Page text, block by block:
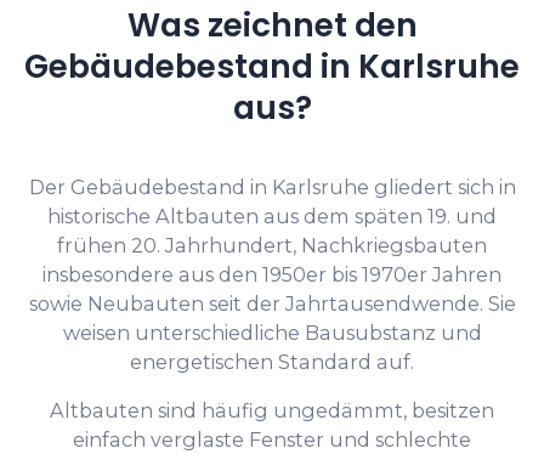
Was zeichnet den
Gebäudebestand in Karlsruhe
aus?
Der Gebäudebestand in Karlsruhe gliedert sich in
historische Altbauten aus dem späten 19. und
frühen 20. Jahrhundert, Nachkriegsbauten
insbesondere aus den 1950er bis 1970er Jahren
sowie Neubauten seit der Jahrtausendwende. Sie
weisen unterschiedliche Bausubstanz und
energetischen Standard auf.
Altbauten sind häufig ungedämmt, besitzen
einfach verglaste Fenster und schlechte